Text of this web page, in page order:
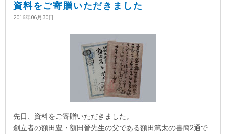
資料をご寄贈いただきました
2016年06月30日
先日、資料をご寄贈いただきました。
創立者の額田豊・額田晉先生の父である額田篤太の書簡2通で